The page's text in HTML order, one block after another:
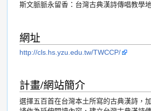
斯文脈脈永留香：台灣古典漢詩傳唱教學
網址
http://cls.hs.yzu.edu.tw/TWCCP/
計畫/網站簡介
選擇五百首在台灣本土所寫的古典漢詩，